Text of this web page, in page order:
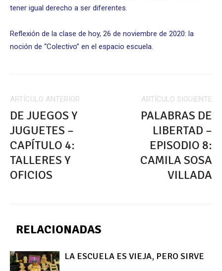
tener igual derecho a ser diferentes.
Reflexión de la clase de hoy, 26 de noviembre de 2020: la
noción de “Colectivo” en el espacio escuela.
ARTÍCULO ANTERIOR
DE JUEGOS Y
JUGUETES –
CAPÍTULO 4:
TALLERES Y
OFICIOS
ARTÍCULO SIGUIENTE
PALABRAS DE
LIBERTAD –
EPISODIO 8:
CAMILA SOSA
VILLADA
RELACIONADAS
LA ESCUELA ES VIEJA, PERO SIRVE